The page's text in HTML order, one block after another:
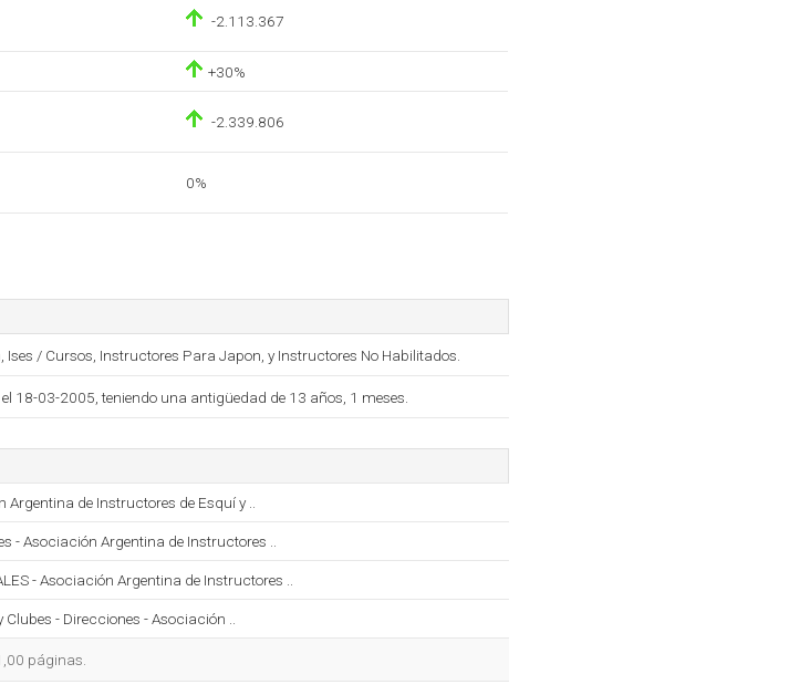
-2.113.367
+30%
-2.339.806
0%
Ises / Cursos, Instructores Para Japon, y Instructores No Habilitados.
18-03-2005, teniendo una antigüedad de 13 años, 1 meses.
Argentina de Instructores de Esquí y ..
- Asociación Argentina de Instructores ..
- Asociación Argentina de Instructores ..
Clubes - Direcciones - Asociación ..
páginas.